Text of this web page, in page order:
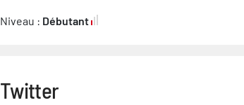
Niveau : Débutant
Twitter